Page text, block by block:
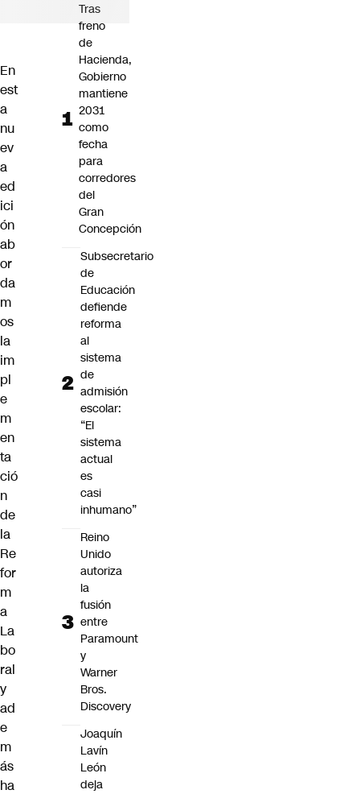
En
est
a
nu
ev
a
ed
ici
ón
ab
or
da
m
os
la
im
pl
e
m
en
ta
ció
n
de
la
Re
for
m
a
La
bo
ral
y
ad
e
m
ás
ha
Tras
freno
de
Hacienda,
Gobierno
mantiene
2031
como
fecha
para
corredores
del
Gran
Concepción
Subsecretario
de
Educación
defiende
reforma
al
sistema
de
admisión
escolar:
“El
sistema
actual
es
casi
inhumano”
Reino
Unido
autoriza
la
fusión
entre
Paramount
y
Warner
Bros.
Discovery
Joaquín
Lavín
León
deja